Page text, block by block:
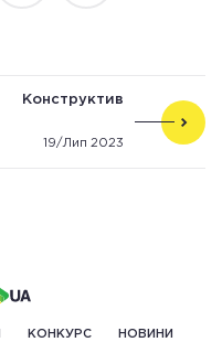
Конструктив
19/Лип 2023
КОНКУРС НОВИНИ